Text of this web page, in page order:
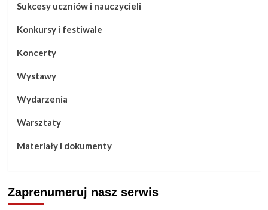
Sukcesy uczniów i nauczycieli
Konkursy i festiwale
Koncerty
Wystawy
Wydarzenia
Warsztaty
Materiały i dokumenty
Zaprenumeruj nasz serwis